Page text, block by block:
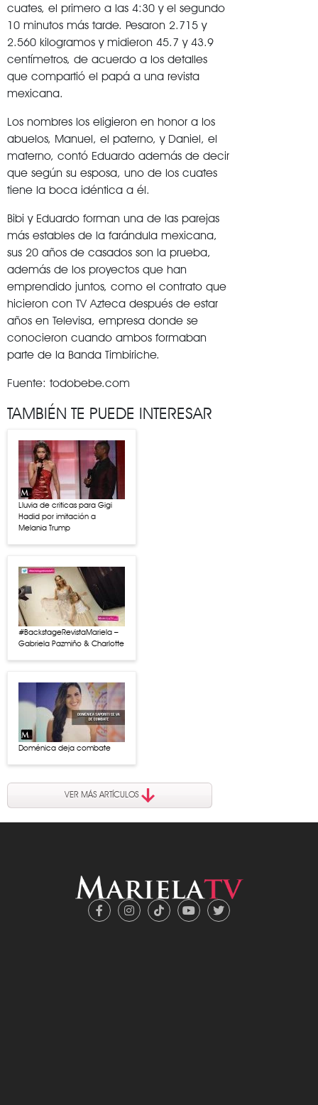
cuates, el primero a las 4:30 y el segundo
10 minutos más tarde. Pesaron 2.715 y
2.560 kilogramos y midieron 45.7 y 43.9
centímetros, de acuerdo a los detalles
que compartió el papá a una revista
mexicana.
Los nombres los eligieron en honor a los
abuelos, Manuel, el paterno, y Daniel, el
materno, contó Eduardo además de decir
que según su esposa, uno de los cuates
tiene la boca idéntica a él.
Bibi y Eduardo forman una de las parejas
más estables de la farándula mexicana,
sus 20 años de casados son la prueba,
además de los proyectos que han
emprendido juntos, como el contrato que
hicieron con TV Azteca después de estar
años en Televisa, empresa donde se
conocieron cuando ambos formaban
parte de la Banda Timbiriche.
Fuente: todobebe.com
TAMBIÉN TE PUEDE INTERESAR
Lluvia de criticas para Gigi
Hadid por imitación a
Melania Trump
#BackstageRevistaMariela –
Gabriela Pazmiño & Charlotte
Doménica deja combate
VER MÁS ARTÍCULOS